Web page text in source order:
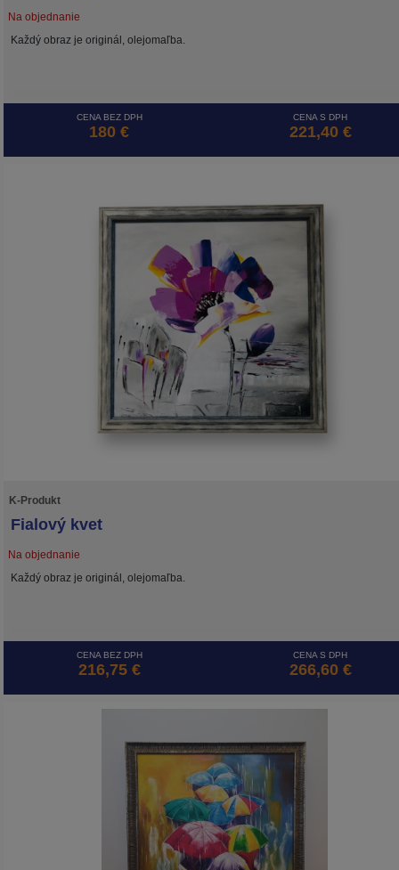
Na objednanie
Každý obraz je originál, olejomaľba.
CENA BEZ DPH
180 €
CENA S DPH
221,40 €
K-Produkt
Fialový kvet
Na objednanie
Každý obraz je originál, olejomaľba.
CENA BEZ DPH
216,75 €
CENA S DPH
266,60 €